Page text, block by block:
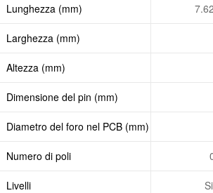
Lunghezza (mm)
Larghezza (mm)
Altezza (mm)
Dimensione del pin (mm)
Diametro del foro nel PCB (mm)
Numero di poli
Livelli